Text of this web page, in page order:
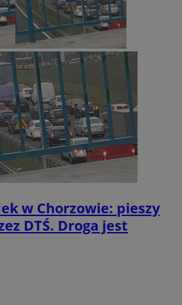
w Chorzowie: pieszy
DTŚ. Droga jest